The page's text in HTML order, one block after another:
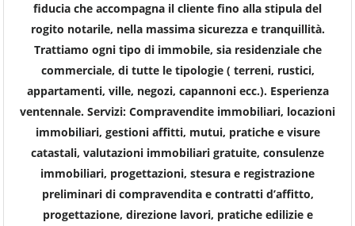
fiducia che accompagna il cliente fino alla stipula del
rogito notarile, nella massima sicurezza e tranquillità.
Trattiamo ogni tipo di immobile, sia residenziale che
commerciale, di tutte le tipologie ( terreni, rustici,
appartamenti, ville, negozi, capannoni ecc.). Esperienza
ventennale. Servizi: Compravendite immobiliari, locazioni
immobiliari, gestioni affitti, mutui, pratiche e visure
catastali, valutazioni immobiliari gratuite, consulenze
immobiliari, progettazioni, stesura e registrazione
preliminari di compravendita e contratti d’affitto,
progettazione, direzione lavori, pratiche edilizie e